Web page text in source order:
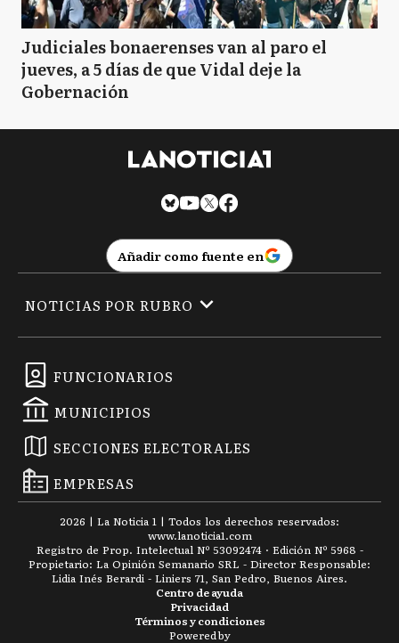
Judiciales bonaerenses van al paro el
jueves, a 5 días de que Vidal deje la
Gobernación
Añadir como fuente en
FUNCIONARIOS
MUNICIPIOS
SECCIONES ELECTORALES
EMPRESAS
NOTICIAS POR RUBRO
2026 | La Noticia 1 | Todos los derechos reservados:
www.lanoticia1.com
Registro de Prop. Intelectual Nº 53092474 · Edición Nº 5968 -
Propietario: La Opinión Semanario SRL - Director Responsable:
Lidia Inés Berardi - Liniers 71, San Pedro, Buenos Aires.
Términos y condiciones
Privacidad
Centro de ayuda
Powered by